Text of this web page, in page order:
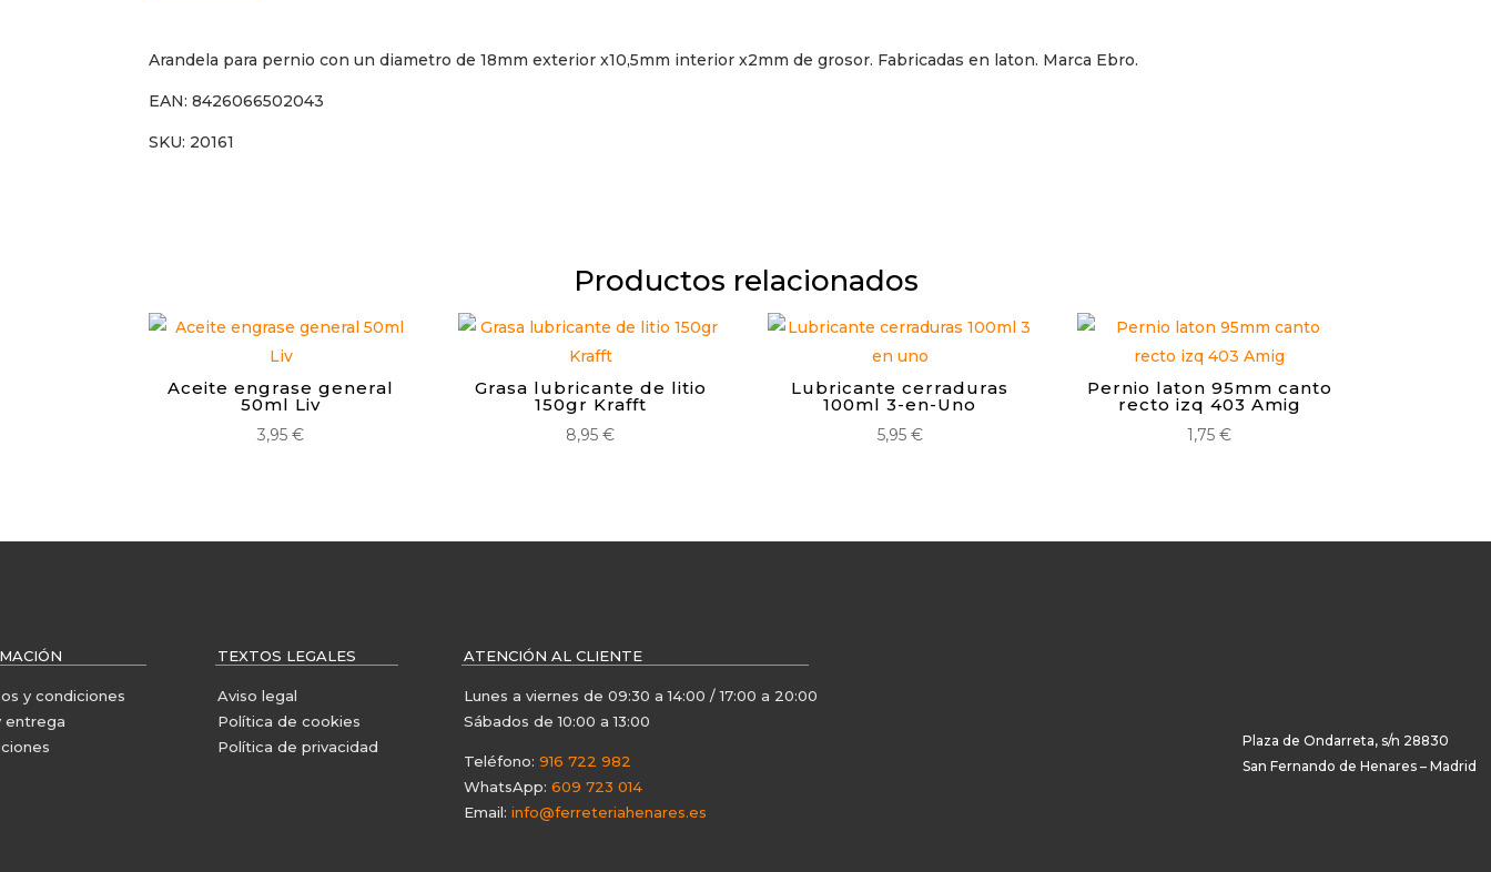
Arandela para pernio con un diametro de 18mm exterior x10,5mm interior x2mm de grosor. Fabricadas en laton. Marca Ebro.
EAN: 8426066502043
SKU: 20161
Productos relacionados
Aceite engrase general
50ml Liv
3,95€
Grasa lubricante de litio
150gr Krafft
8,95€
Lubricante cerraduras
100ml 3-en-Uno
5,95 €
Pernio laton 95mm canto
recto izq 403 Amig
1,75€
y condiciones
entrega
TEXTOS LEGALES
Aviso legal
Política de cookies
Política de privacidad
ATENCIÓN AL CLIENTE
Lunes a viernes de 09:30 a 14:00 / 17:00 a 20:00
Sábados de 10:00 a 13:00
Teléfono:916 722 982
WhatsApp:609 723 014
Email:info@ferreteriahenares.es
Plaza de Ondarreta, s/n 28830
San Fernando de Henares – Madrid